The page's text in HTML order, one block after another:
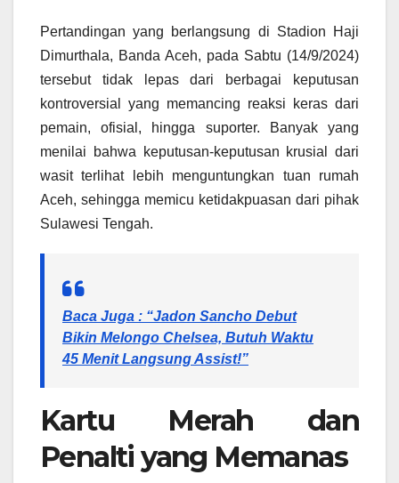
Pertandingan yang berlangsung di Stadion Haji
Dimurthala, Banda Aceh, pada Sabtu (14/9/2024)
tersebut tidak lepas dari berbagai keputusan
kontroversial yang memancing reaksi keras dari
pemain, ofisial, hingga suporter. Banyak yang
menilai bahwa keputusan-keputusan krusial dari
wasit terlihat lebih menguntungkan tuan rumah
Aceh, sehingga memicu ketidakpuasan dari pihak
Sulawesi Tengah.
Baca Juga : “Jadon Sancho Debut
Bikin Melongo Chelsea, Butuh Waktu
45 Menit Langsung Assist!”
Kartu Merah dan
Penalti yang Memanas